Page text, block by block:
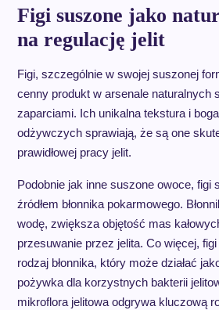
Figi suszone jako
na regulację jelit
Figi, szczególnie w swojej suszonej
cenny produkt w arsenale naturalnych
zaparciami. Ich unikalna tekstura i
odżywczych sprawiają, że są one
prawidłowej pracy jelit.
Podobnie jak inne suszone owoce, figi
źródłem błonnika pokarmowego.
wodę, zwiększa objętość mas
przesuwanie przez jelita. Co więcej,
rodzaj błonnika, który może działać
pożywka dla korzystnych bakterii
mikroflora jelitowa odgrywa kluczową